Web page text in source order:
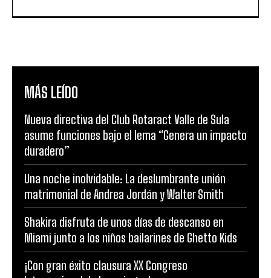
MÁS LEÍDO
Nueva directiva del Club Rotaract Valle de Sula
asume funciones bajo el lema “Genera un impacto
duradero”
Una noche inolvidable: La deslumbrante unión
matrimonial de Andrea Jordán y Walter Smith
Shakira disfruta de unos días de descanso en
Miami junto a los niños bailarines de Ghetto Kids
¡Con gran éxito clausura XX Congreso